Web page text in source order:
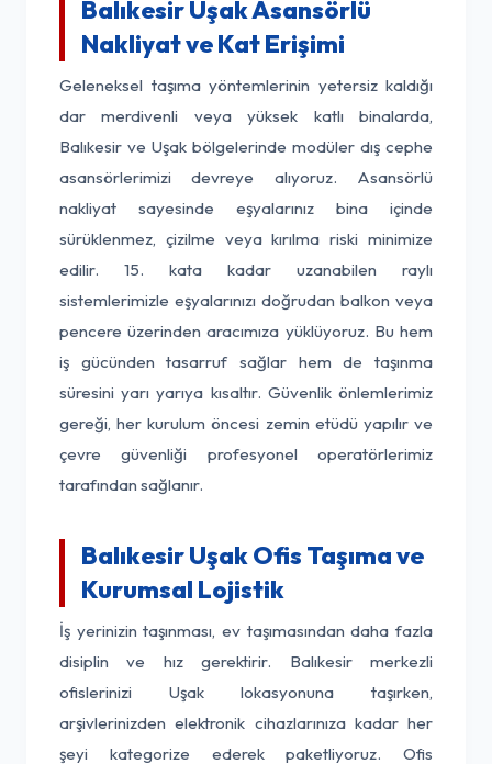
Balıkesir Uşak Asansörlü
Nakliyat ve Kat Erişimi
Geleneksel taşıma yöntemlerinin yetersiz kaldığı
dar merdivenli veya yüksek katlı binalarda,
Balıkesir ve Uşak bölgelerinde modüler dış cephe
asansörlerimizi devreye alıyoruz. Asansörlü
nakliyat sayesinde eşyalarınız bina içinde
sürüklenmez, çizilme veya kırılma riski minimize
edilir. 15. kata kadar uzanabilen raylı
sistemlerimizle eşyalarınızı doğrudan balkon veya
pencere üzerinden aracımıza yüklüyoruz. Bu hem
iş gücünden tasarruf sağlar hem de taşınma
süresini yarı yarıya kısaltır. Güvenlik önlemlerimiz
gereği, her kurulum öncesi zemin etüdü yapılır ve
çevre güvenliği profesyonel operatörlerimiz
tarafından sağlanır.
Balıkesir Uşak Ofis Taşıma ve
Kurumsal Lojistik
İş yerinizin taşınması, ev taşımasından daha fazla
disiplin ve hız gerektirir. Balıkesir merkezli
ofislerinizi Uşak lokasyonuna taşırken,
arşivlerinizden elektronik cihazlarınıza kadar her
şeyi kategorize ederek paketliyoruz. Ofis